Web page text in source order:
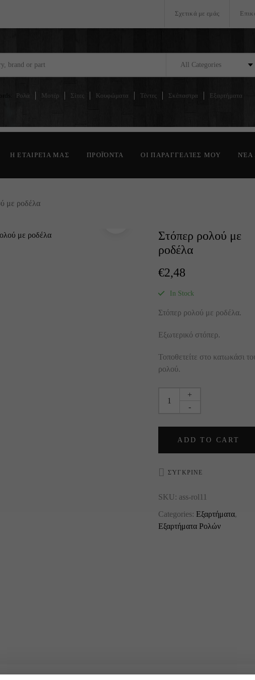
Σχετικά με εμάς
All Categories
Ρολά Μοτέρ Σίτες Κουφώματα Τέντες Σκέπαστρα Εξαρτήματα
Η ΕΤΑΙΡΕΊΑ ΜΑΣ ΠΡΟΪΌΝΤΑ ΟΙ ΠΑΡΑΓΓΕΛΊΕΣ ΜΟΥ ΝΈΑ
με ροδέλα
Στόπερ ρολού με
ροδέλα
€2,48
In Stock
Στόπερ ρολού με ροδέλα.
Εξωτερικό στόπερ.
Τοποθετείτε στο κατωκάσι
ρολού.
-
+
ADD TO CART
ΣΎΓΚΡΙΝΕ
SKU: ass-rol11
Categories: Εξαρτήματα,
Εξαρτήματα Ρολών